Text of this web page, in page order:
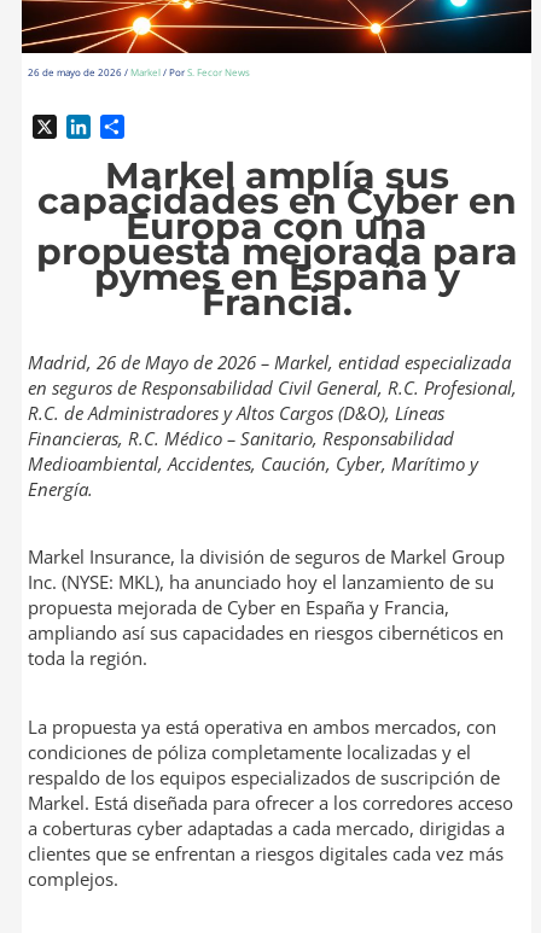
26 de mayo de 2026/Markel/ PorS. Fecor News
k
e
d
I
n
m
p
a
r
t
i
Markel amplía sus
capacidades en Cyber en
Europa con una
propuesta mejorada para
pymes en España y
Francia.
Madrid, 26 de Mayo de 2026 – Markel, entidad especializada
en seguros de Responsabilidad Civil General, R.C. Profesional,
R.C. de Administradores y Altos Cargos (D&O), Líneas
Financieras, R.C. Médico – Sanitario, Responsabilidad
Medioambiental, Accidentes, Caución, Cyber, Marítimo y
Energía.
Markel Insurance, la división de seguros de Markel Group
Inc. (NYSE: MKL), ha anunciado hoy el lanzamiento de su
propuesta mejorada de Cyber en España y Francia,
ampliando así sus capacidades en riesgos cibernéticos en
toda la región.
La propuesta ya está operativa en ambos mercados, con
condiciones de póliza completamente localizadas y el
respaldo de los equipos especializados de suscripción de
Markel. Está diseñada para ofrecer a los corredores acceso
a coberturas cyber adaptadas a cada mercado, dirigidas a
clientes que se enfrentan a riesgos digitales cada vez más
complejos.